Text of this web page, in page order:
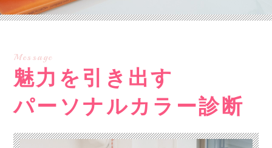
Message
魅力を引き出す
パーソナルカラー診断